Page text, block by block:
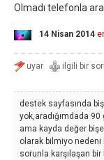
Olmadı telefonla
14 Nisan 2014
destek sayfasında
yok,aradığımdada 90
ama kayda değer
olarak bilmiyo
sorunla karşılaşan